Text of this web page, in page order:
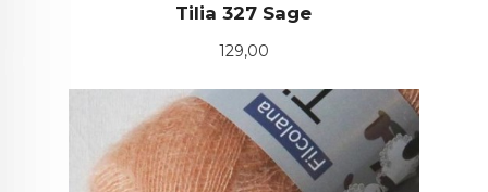
Tilia 327 Sage
Pris
129,00